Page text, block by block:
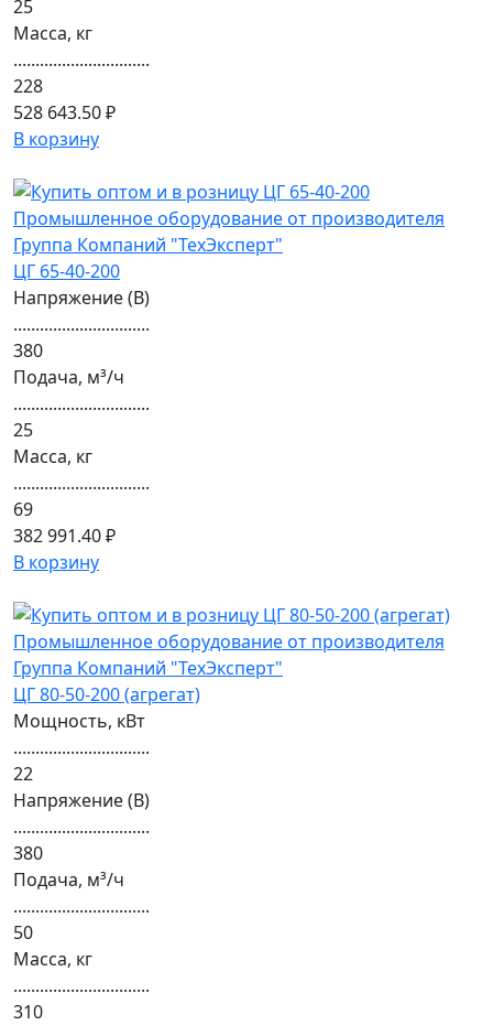
25
Масса, кг
...............................
228
528 643.50 ₽
В корзину
ЦГ 65-40-200
Напряжение (В)
...............................
380
Подача, м³/ч
...............................
25
Масса, кг
...............................
69
382 991.40 ₽
В корзину
ЦГ 80-50-200 (агрегат)
Мощность, кВт
...............................
22
Напряжение (В)
...............................
380
Подача, м³/ч
...............................
50
Масса, кг
...............................
310